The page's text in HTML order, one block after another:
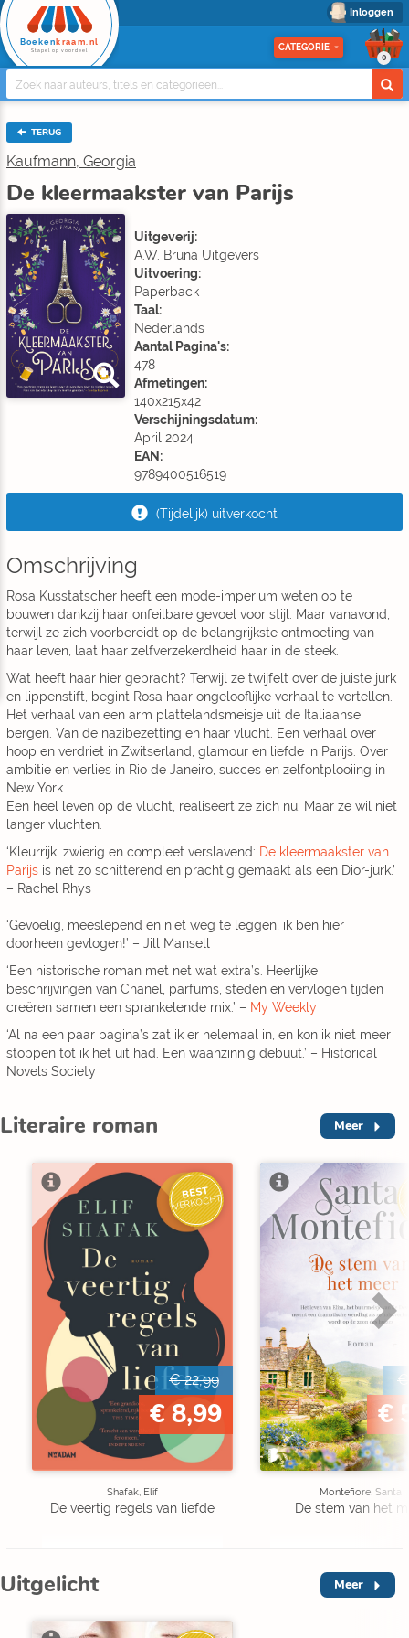
Inloggen
Boeken kraam.nl
Stapel op voordeel CATEGORIE
0
TERUG
Kaufmann, Georgia
De kleermaakster van Parijs
Uitgeverij:
A.W. Bruna Uitgevers
Uitvoering:
Paperback
Taal:
Nederlands
Aantal Pagina's:
478
Afmetingen:
140x215x42
Verschijningsdatum:
April 2024
EAN:
9789400516519
(Tijdelijk) uitverkocht
Omschrijving
Rosa Kusstatscher heeft een mode-imperium weten op te
bouwen dankzij haar onfeilbare gevoel voor stijl. Maar vanavond,
terwijl ze zich voorbereidt op de belangrijkste ontmoeting van
haar leven, laat haar zelfverzekerdheid haar in de steek.
Wat heeft haar hier gebracht? Terwijl ze twijfelt over de juiste jurk
en lippenstift, begint Rosa haar ongelooflijke verhaal te vertellen.
Het verhaal van een arm plattelandsmeisje uit de Italiaanse
bergen. Van de nazibezetting en haar vlucht. Een verhaal over
hoop en verdriet in Zwitserland, glamour en liefde in Parijs. Over
ambitie en verlies in Rio de Janeiro, succes en zelfontplooiing in
New York.
Een heel leven op de vlucht, realiseert ze zich nu. Maar ze wil niet
langer vluchten.
‘Kleurrijk, zwierig en compleet verslavend: De kleermaakster van
Parijs is net zo schitterend en prachtig gemaakt als een Dior-jurk.’
– Rachel Rhys
‘Gevoelig, meeslepend en niet weg te leggen, ik ben hier
doorheen gevlogen!’ – Jill Mansell
‘Een historische roman met net wat extra’s. Heerlijke
beschrijvingen van Chanel, parfums, steden en vervlogen tijden
creëren samen een sprankelende mix.’ – My Weekly
‘Al na een paar pagina’s zat ik er helemaal in, en kon ik niet meer
stoppen tot ik het uit had. Een waanzinnig debuut.’ – Historical
Novels Society
Literaire roman Meer
BEST
VERKOCHT
€ 22,99
€ 8,99
Shafak, Elif
De veertig regels van liefde
€
€
Montefiore, Santa
De stem van het
Uitgelicht Meer